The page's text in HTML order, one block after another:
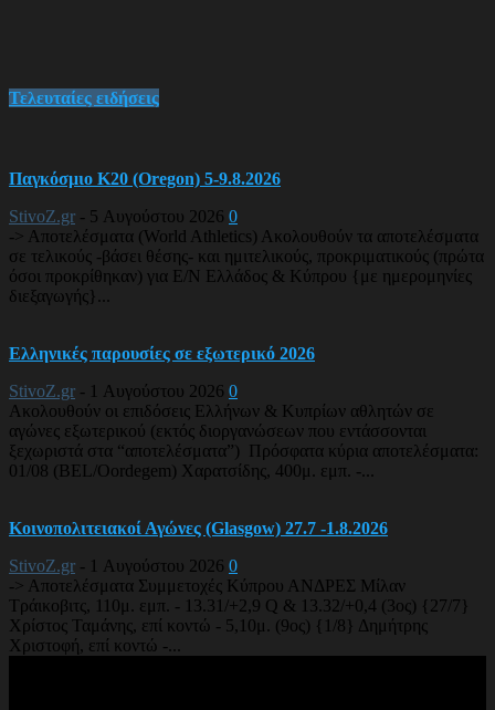
Τελευταίες ειδήσεις
Παγκόσμιο Κ20 (Oregon) 5-9.8.2026
StivoZ.gr - 5 Αυγούστου 2026 0
-> Αποτελέσματα (World Athletics) Ακολουθούν τα αποτελέσματα
σε τελικούς -βάσει θέσης- και ημιτελικούς, προκριματικούς (πρώτα
όσοι προκρίθηκαν) για Ε/Ν Ελλάδος & Κύπρου {με ημερομηνίες
διεξαγωγής}...
Ελληνικές παρουσίες σε εξωτερικό 2026
StivoZ.gr - 1 Αυγούστου 2026 0
Ακολουθούν οι επιδόσεις Ελλήνων & Κυπρίων αθλητών σε
αγώνες εξωτερικού (εκτός διοργανώσεων που εντάσσονται
ξεχωριστά στα “αποτελέσματα”) Πρόσφατα κύρια αποτελέσματα:
01/08 (BEL/Oordegem) Χαρατσίδης, 400μ. εμπ. -...
Κοινοπολιτειακοί Αγώνες (Glasgow) 27.7 -1.8.2026
StivoZ.gr - 1 Αυγούστου 2026 0
-> Αποτελέσματα Συμμετοχές Κύπρου ΑΝΔΡΕΣ Μίλαν
Τράικοβιτς, 110μ. εμπ. - 13.31/+2,9 Q & 13.32/+0,4 (3ος) {27/7}
Χρίστος Ταμάνης, επί κοντώ - 5,10μ. (9ος) {1/8} Δημήτρης
Χριστοφή, επί κοντώ -...